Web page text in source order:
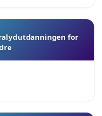
for